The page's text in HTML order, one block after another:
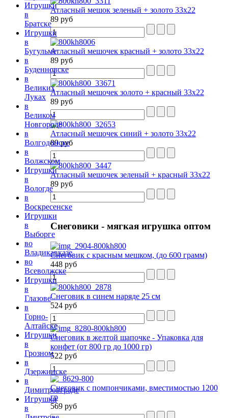
Атласный мешок зеленый + золото 33х22
89 руб
Атласный мешочек красный + золото 33х22
89 руб
Атласный мешочек золото + красный 33х22
89 руб
Атласный мешочек синий + золото 33х22
89 руб
Атласный мешочек зеленый + красный 33х22
89 руб
Снеговики- мягкая игрушка оптом
Снеговик с красным мешком, (до 600 грамм)
448 руб
Снеговик в синем наряде 25 см
524 руб
Снеговик в желтой шапочке - Упаковка для
конфет (от 800 гр до 1000 гр)
522 руб
Снеговик с помпончиками, вместимостью 1200
гр
569 руб
Игрушки
в
Братске
Игрушки
в
Бугульме
в
Буденновске
в
Великих
Луках
в
Великом
Новгороде
в
Волгодонске
в
Волжском
Игрушки
в
Вологде
в
Воскресенске
Игрушки
в
Выборге
во
Владикавказе
во
Всеволжске
Игрушки
в
Глазове
в
Горно-
Алтайске
Игрушки
в
Грозном
в
Дзержинске
в
Димитровграде
Игрушки
в